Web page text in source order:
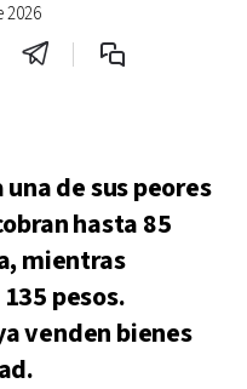
2026
de sus peores
hasta 85
mientras
pesos.
venden bienes